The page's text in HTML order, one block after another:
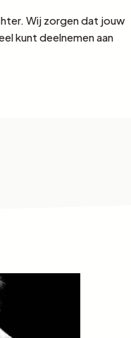
Wij zorgen dat jouw
kunt deelnemen aan